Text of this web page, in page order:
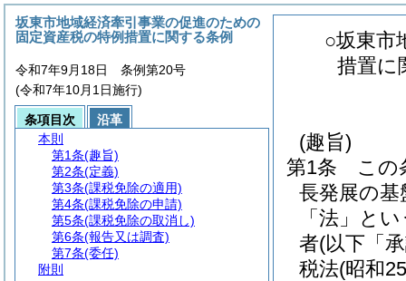
○坂東市
措置に
(趣旨)
第1条
この
長発展の
「法」と
者(以下「
税法(昭和
坂東市地域経済牽引事業の促進のための
固定資産税の特例措置に関する条例
令和7年9月18日 条例第20号
(令和7年10月1日施行)
条項目次
沿革
本則
第1条(趣旨)
第2条(定義)
第3条(課税免除の適用)
第4条(課税免除の申請)
第5条(課税免除の取消し)
第6条(報告又は調査)
第7条(委任)
附則